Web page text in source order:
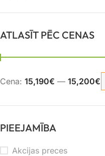
ATLASĪT PĒC CENAS
Cena: 15,190€ — 15,200€
PIEEJAMĪBA
Akcijas preces